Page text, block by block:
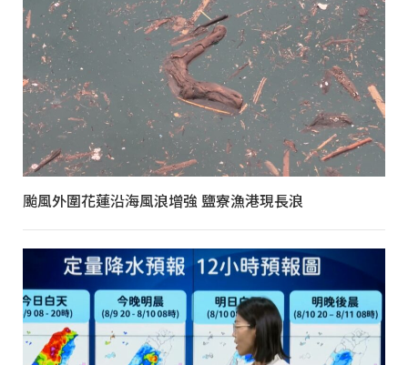
颱風外圍花蓮沿海風浪增強 鹽寮漁港現長浪